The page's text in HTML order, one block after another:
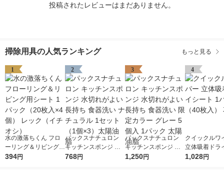
投稿されたレビューはまだありません。
掃除用具の人気ランキング もっと見る
1
水の激落ちくん フロ
ーリング＆リビング用
シート 1パック（20枚
394円
2
パックスナチュロン
キッチンスポンジ 水
切れがよい 長持ち 食
768円
3
パックスナチュロン
キッチンスポンジ 水
切れがよい 長持ち 食
1,250円
4
クイックルワ
立体吸着ドラ
1パック（40
1,028円